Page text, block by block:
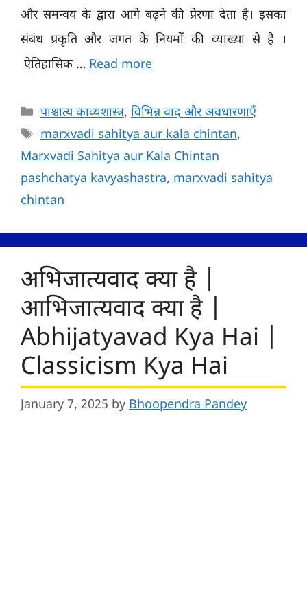
और समन्वय के द्वारा आगे बढ़ने की प्रेरणा देता है। इसका
संबंध प्रकृति और जगत के नियमों की व्याख्या से है ।
ऐतिहासिक … Read more
Categories
पाश्चात्य काव्यशास्त्र,विभिन्न वाद और अवधारणाएँ
Tags
marxvadi sahitya aur kala chintan,
Marxvadi Sahitya aur Kala Chintan
pashchatya kavyashastra, marxvadi sahitya
chintan
अभिजात्यवाद क्या है |
आभिजात्यवाद क्या है |
Abhijatyavad Kya Hai |
Classicism Kya Hai
January 7, 2025 by Bhoopendra Pandey